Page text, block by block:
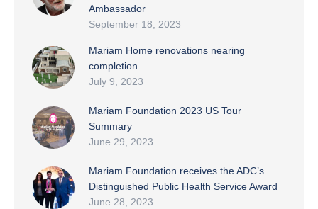
Ambassador
September 18, 2023
Mariam Home renovations nearing
completion.
July 9, 2023
Mariam Foundation 2023 US Tour
Summary
June 29, 2023
Mariam Foundation receives the ADC’s
Distinguished Public Health Service Award
June 28, 2023